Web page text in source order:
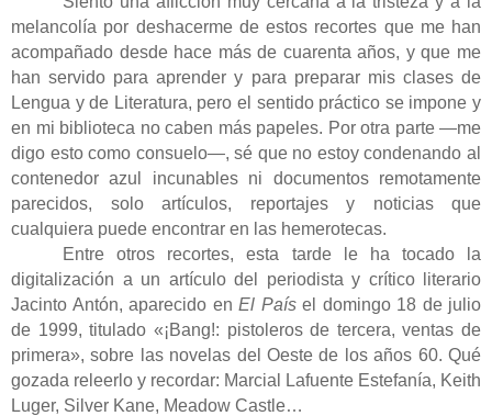
melancolía por deshacerme de estos recortes que me han
acompañado desde hace más de cuarenta años, y que me
han servido para aprender y para preparar mis clases de
Lengua y de Literatura, pero el sentido práctico se impone y
en mi biblioteca no caben más papeles. Por otra parte —me
digo esto como consuelo—, sé que no estoy condenando al
contenedor azul incunables ni documentos remotamente
parecidos, solo artículos, reportajes y noticias que
cualquiera puede encontrar en las hemerotecas.
Entre otros recortes, esta tarde le ha tocado la
digitalización a un artículo del periodista y crítico literario
Jacinto Antón, aparecido en El Paísel domingo 18 de julio
de 1999, titulado «¡Bang!: pistoleros de tercera, ventas de
primera», sobre las novelas del Oeste de los años 60. Qué
gozada releerlo y recordar: Marcial Lafuente Estefanía, Keith
Luger, Silver Kane, Meadow Castle…